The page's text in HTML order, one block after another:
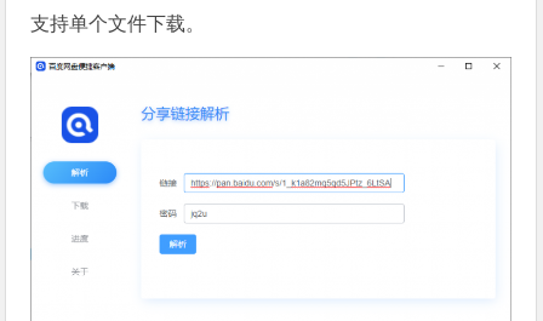
支持单个文件下载。